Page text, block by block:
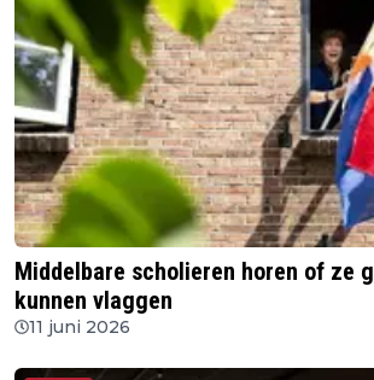
Middelbare scholieren horen of ze
kunnen vlaggen
11 juni 2026